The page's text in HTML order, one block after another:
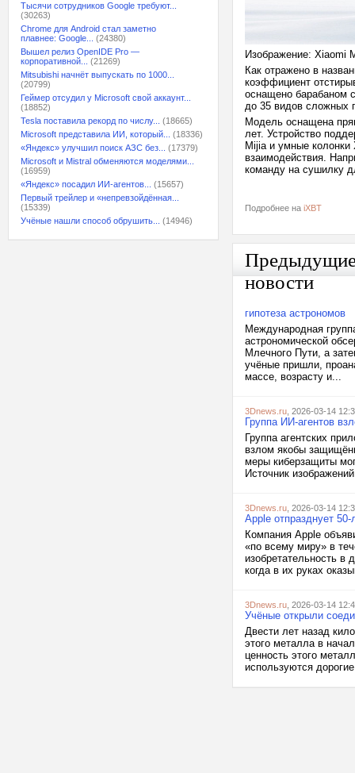
Тысячи сотрудников Google требуют...
(30263)
Chrome для Android стал заметно
плавнее: Google...
(24380)
Вышел релиз OpenIDE Pro —
корпоративной...
(21269)
Mitsubishi начнёт выпускать по 1000...
(20799)
Геймер отсудил у Microsoft свой аккаунт...
(18852)
Tesla поставила рекорд по числу...
(18665)
Microsoft представила ИИ, который...
(18336)
«Яндекс» улучшил поиск АЗС без...
(17379)
Microsoft и Mistral обменяются моделями...
(16959)
«Яндекс» посадил ИИ-агентов...
(15657)
Первый трейлер и «непревзойдённая...
(15339)
Учёные нашли способ обрушить...
(14946)
Изображение: Xiaomi
Как отражено в
коэффициент
оснащено барабаном
до 35 видов сложных
Модель оснащена
лет. Устройство
Mijia и умные колонки
взаимодействия.
команду на сушилку
Подробнее на iXBT
новости
гипотеза астрономов
Международная
астрономической
Млечного Пути, а
учёные пришли,
массе, возрасту и...
3Dnews.ru , 2026-03-14
Группа ИИ-агентов
Группа агентских
взлом якобы
меры киберзащиты
Источник
3Dnews.ru , 2026-03-14
Apple отпразднует
Компания Apple
«по всему миру» в
изобретательность в
когда в их руках
3Dnews.ru , 2026-03-14
Учёные открыли
Двести лет назад
этого металла в
ценность этого
используются